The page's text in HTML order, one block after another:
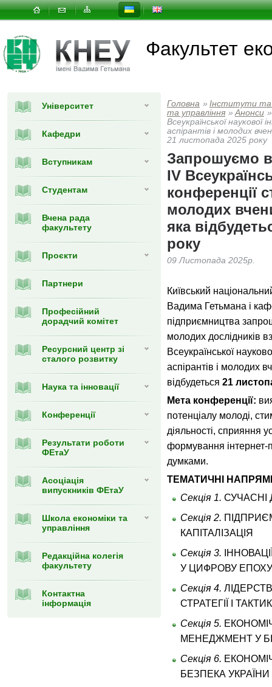
Факультет
Університет
Кафедри
Вступникам
Студентам
Вчена рада
факультету
Проєкти
Партнери
Професійний
дорадчий комітет
Ресурсний центр зі
сталого розвитку
Наука та інновації
Конференції
Результати роботи
ФЕтаУ
Асоціація
випускників ФЕтаУ
Школа економіки та
управління
Редакційна колегія
факультету
Контактна
інформація
Головна » Інститути
та управлiння » Анонси »
Всеукраїнської
аспірантів і молодих
21 листопада 2025 року
Запрошуємо
ІV
конференції
молодих
яка
року
09 Листопада 2025р.
Київський
Вадима Гетьмана і
підприємництва
молодих дослідників
Всеукраїнської
аспірантів і
відбудеться 21
Мета конференції:
потенціалу молоді,
діяльності, сприяння
формування інтернет-
думками.
ТЕМАТИЧНІ
Секція 1. СУЧАСНІ
Секція 2.
КАПІТАЛІЗАЦІЯ
Секція 3.
У ЦИФРОВУ ЕПОХУ
Секція 4.
СТРАТЕГІЇ І
Секція 5.
МЕНЕДЖМЕНТ У
Секція 6.
БЕЗПЕКА УКРАЇНИ